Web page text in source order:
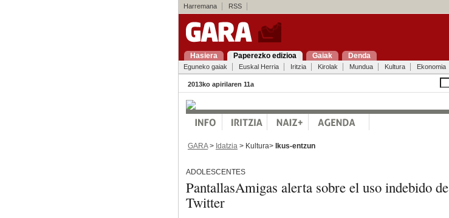
Harremana RSS
Hasiera Paperezko edizioa Gaiak Denda
Eguneko gaiak Euskal Herria Iritzia Kirolak Mundua Kultura Ekonomia
2013ko apirilaren 11a
GARA> Idatzia > Kultura> Ikus-entzun
ADOLESCENTES
PantallasAmigas alerta sobre el uso indebido de
Twitter